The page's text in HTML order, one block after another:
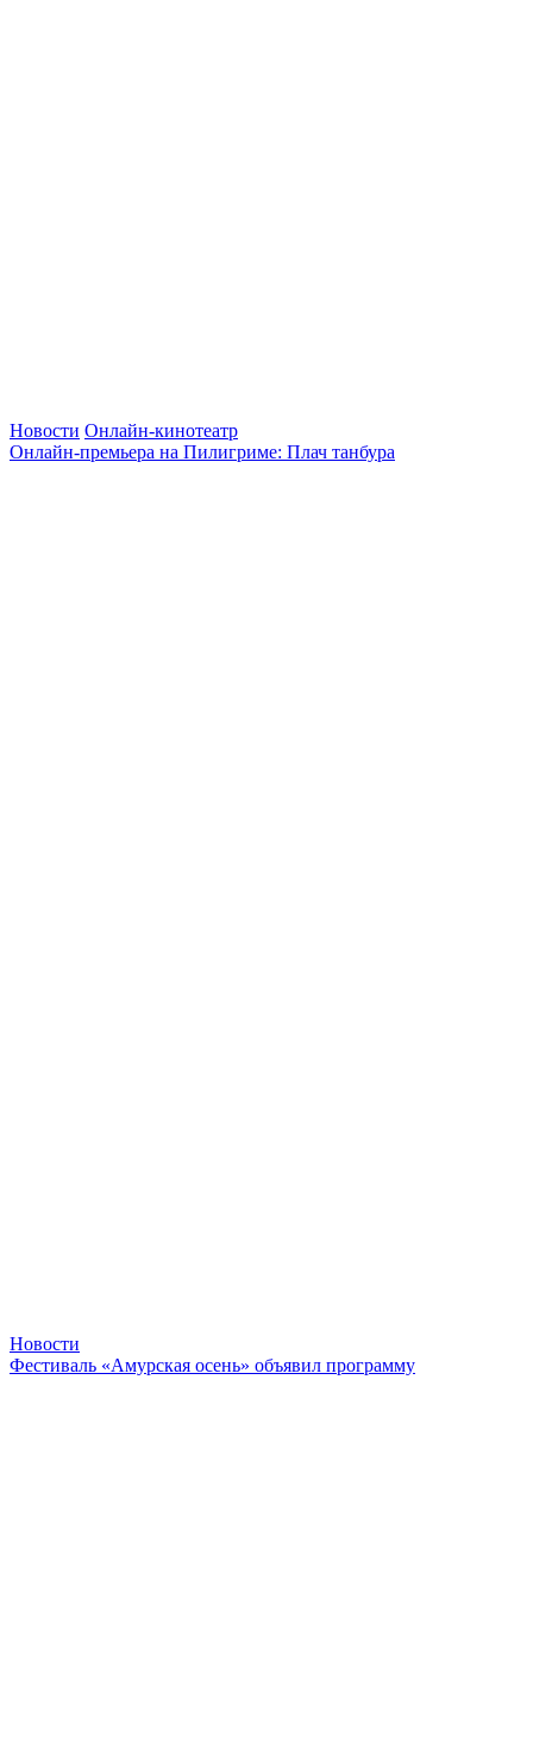
Новости Онлайн-кинотеатр
Онлайн-премьера на Пилигриме: Плач танбура
Новости
Фестиваль «Амурская осень» объявил программу